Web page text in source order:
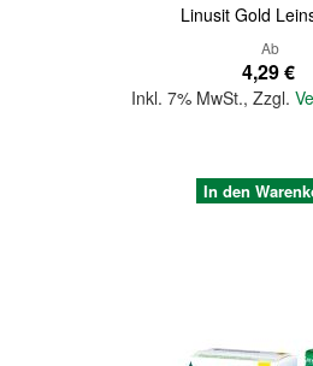
Linusit Gold
Ab
4,29 €
Inkl. 7% MwSt., Zzgl.
In den